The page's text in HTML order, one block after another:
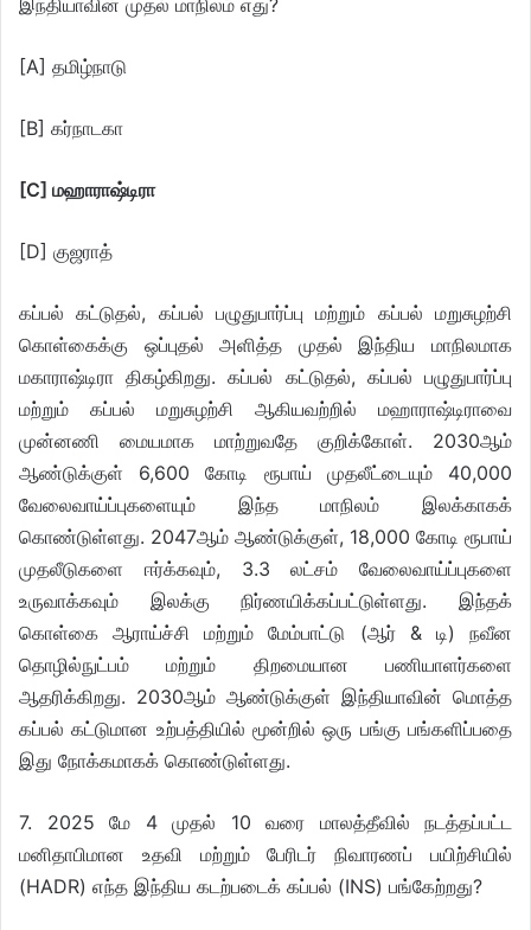
இந்தியாவின் முதல் மாநிலம் எது?
[A] தமிழ்நாடு
[B] கர்நாடகா
[C] மஹாராஷ்டிரா
[D] குஜராத்
கப்பல் கட்டுதல், கப்பல் பழுதுபார்ப்பு மற்றும் கப்பல் மறுசுழற்சி
கொள்கைக்கு ஒப்புதல் அளித்த முதல் இந்திய மாநிலமாக
மகாராஷ்டிரா திகழ்கிறது. கப்பல் கட்டுதல், கப்பல் பழுதுபார்ப்பு
மற்றும் கப்பல் மறுசுழற்சி ஆகியவற்றில் மஹாராஷ்டிராவை
முன்னணி மையமாக மாற்றுவதே குறிக்கோள். 2030ஆம்
ஆண்டுக்குள் 6,600 கோடி ரூபாய் முதலீட்டையும் 40,000
வேலைவாய்ப்புகளையும் இந்த மாநிலம் இலக்காகக்
கொண்டுள்ளது. 2047ஆம் ஆண்டுக்குள், 18,000 கோடி ரூபாய்
முதலீடுகளை ஈர்க்கவும், 3.3 லட்சம் வேலைவாய்ப்புகளை
உருவாக்கவும் இலக்கு நிர்ணயிக்கப்பட்டுள்ளது. இந்தக்
கொள்கை ஆராய்ச்சி மற்றும் மேம்பாட்டு (ஆர் & டி) நவீன
தொழில்நுட்பம் மற்றும் திறமையான பணியாளர்களை
ஆதரிக்கிறது. 2030ஆம் ஆண்டுக்குள் இந்தியாவின் மொத்த
கப்பல் கட்டுமான உற்பத்தியில் மூன்றில் ஒரு பங்கு பங்களிப்பதை
இது நோக்கமாகக் கொண்டுள்ளது.
7. 2025 மே 4 முதல் 10 வரை மாலத்தீவில் நடத்தப்பட்ட
மனிதாபிமான உதவி மற்றும் பேரிடர் நிவாரணப் பயிற்சியில்
(HADR) எந்த இந்திய கடற்படைக் கப்பல் (INS) பங்கேற்றது?